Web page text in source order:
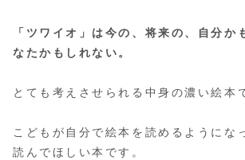
「ツワイオ」は今の、将来の、自分か
なたかもしれない。
とても考えさせられる中身の濃い絵本
こどもが自分で絵本を読めるようにな
読んでほしい本です。